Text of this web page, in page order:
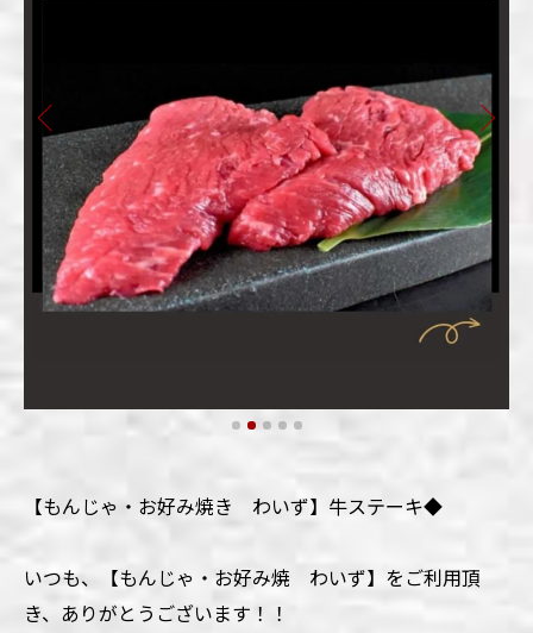
【もんじゃ・お好み焼き わいず】牛ステーキ◆
いつも、【もんじゃ・お好み焼 わいず】をご利用頂
き、ありがとうございます！！